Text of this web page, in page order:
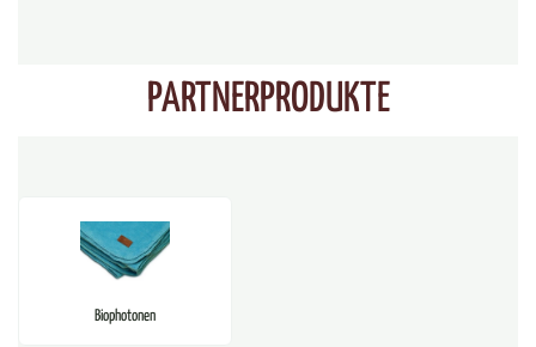
PARTNERPRODUKTE
Biophotonen